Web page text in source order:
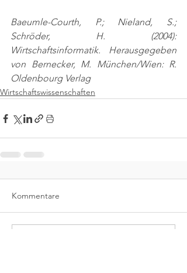
Baeumle-Courth, P.; Nieland, S.;
Schröder, H. (2004):
Wirtschaftsinformatik. Herausgegeben
von Bernecker, M. München/Wien: R.
Oldenbourg Verlag
Wirtschaftswissenschaften
Kommentare